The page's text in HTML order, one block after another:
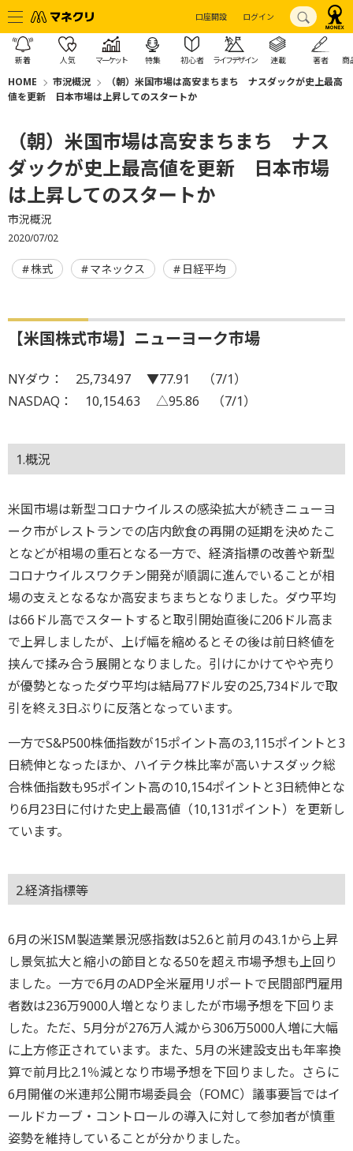
口座開設 ログイン
新着 人気 マーケット 特集 初心者 ライフデザイン 連載 著者 商
HOME 市況概況
（朝）米国市場は高安まちまち ナスダックが史上最高
値を更新 日本市場は上昇してのスタートか
（朝）米国市場は高安まちまち ナス
ダックが史上最高値を更新 日本市場
は上昇してのスタートか
市況概況
2020/07/02
株式 マネックス 日経平均
【米国株式市場】ニューヨーク市場
NYダウ： 25,734.97 ▼77.91 （7/1）
NASDAQ： 10,154.63 △95.86 （7/1）
1.概況
米国市場は新型コロナウイルスの感染拡大が続きニューヨ
ーク市がレストランでの店内飲食の再開の延期を決めたこ
となどが相場の重石となる一方で、経済指標の改善や新型
コロナウイルスワクチン開発が順調に進んでいることが相
場の支えとなるなか高安まちまちとなりました。ダウ平均
は66ドル高でスタートすると取引開始直後に206ドル高ま
で上昇しましたが、上げ幅を縮めるとその後は前日終値を
挟んで揉み合う展開となりました。引けにかけてやや売り
が優勢となったダウ平均は結局77ドル安の25,734ドルで取
引を終え3日ぶりに反落となっています。
一方でS&P500株価指数が15ポイント高の3,115ポイントと3
日続伸となったほか、ハイテク株比率が高いナスダック総
合株価指数も95ポイント高の10,154ポイントと3日続伸とな
り6月23日に付けた史上最高値（10,131ポイント）を更新し
ています。
2.経済指標等
6月の米ISM製造業景況感指数は52.6と前月の43.1から上昇
し景気拡大と縮小の節目となる50を超え市場予想も上回り
ました。一方で6月のADP全米雇用リポートで民間部門雇用
者数は236万9000人増となりましたが市場予想を下回りま
した。ただ、5月分が276万人減から306万5000人増に大幅
に上方修正されています。また、5月の米建設支出も年率換
算で前月比2.1％減となり市場予想を下回りました。さらに
6月開催の米連邦公開市場委員会（FOMC）議事要旨ではイ
ールドカーブ・コントロールの導入に対して参加者が慎重
姿勢を維持していることが分かりました。